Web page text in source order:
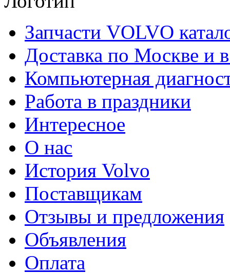
Запчасти VOLVO
Доставка по Москве и
Компьютерная
Работа в праздники
Интересное
О нас
История Volvo
Поставщикам
Отзывы и предложения
Объявления
Оплата